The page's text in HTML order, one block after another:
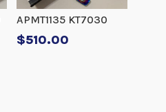
APMT1135 KT7030
$510.00